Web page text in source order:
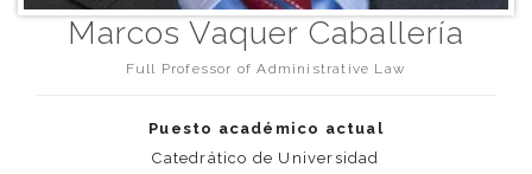
Marcos Vaquer Caballería
Full Professor of Administrative Law
Puesto académico actual
Catedrático de Universidad